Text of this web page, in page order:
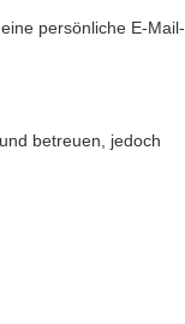
persönliche E-Mail-
betreuen, jedoch